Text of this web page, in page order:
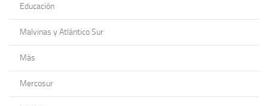
Educación
Malvinas y Atlántico Sur
Más
Mercosur